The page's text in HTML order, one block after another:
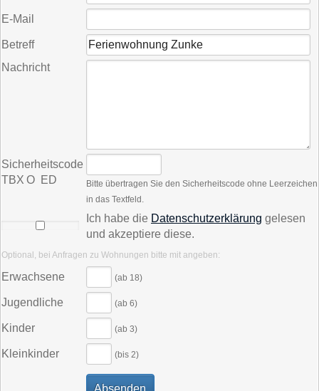
E-Mail
Betreff
Nachricht
Sicherheitscode
T​B X O E​D
Bitte übertragen Sie den Sicherheitscode ohne Leerzeichen
in das Textfeld.
Ich habe die Datenschutzerklärung gelesen
und akzeptiere diese.
Optional, bei Anfragen zu Wohnungen bitte mit angeben:
Erwachsene (ab 18)
Jugendliche (ab 6)
Kinder (ab 3)
Kleinkinder (bis 2)